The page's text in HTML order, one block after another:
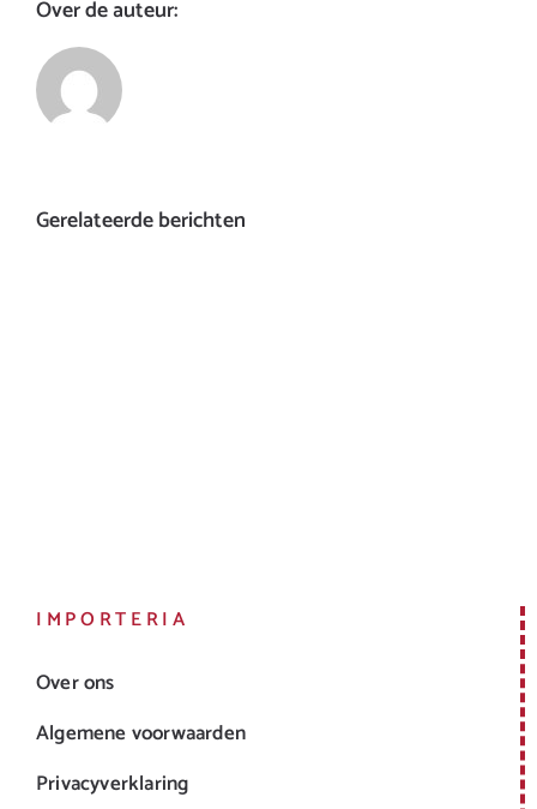
Over de auteur:
Gerelateerde berichten
IMPORTERIA
Over ons
Algemene voorwaarden
Privacyverklaring